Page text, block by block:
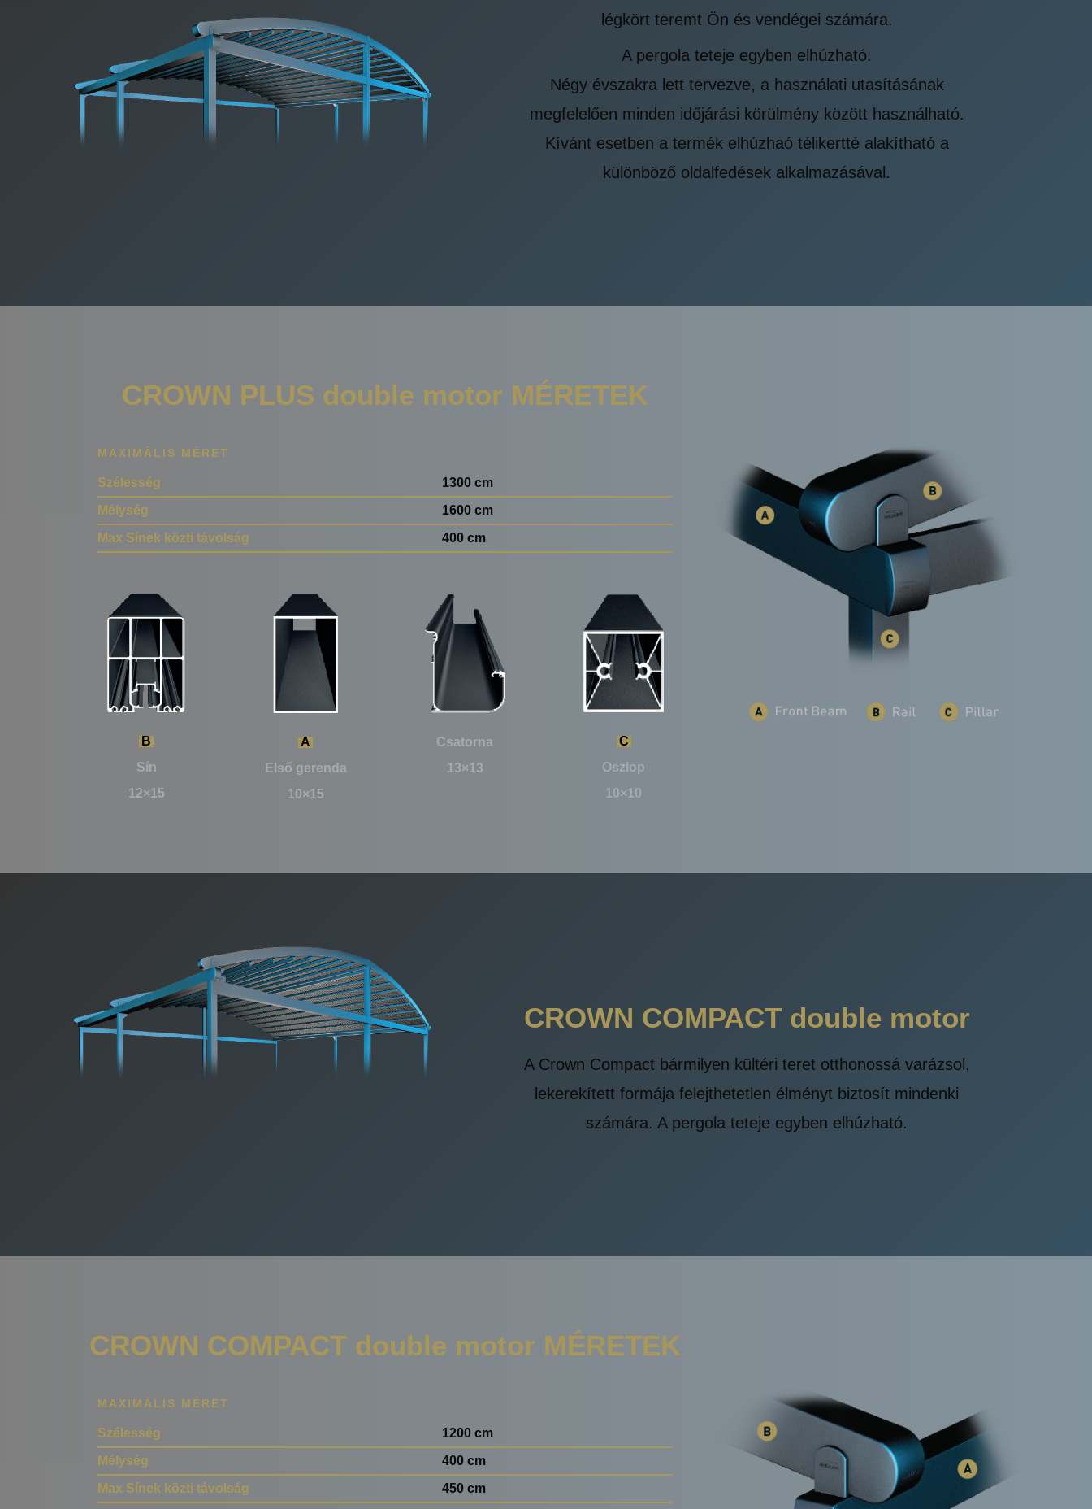
légkört teremt Ön és vendégei számára.
A pergola teteje egyben elhúzható.
Négy évszakra lett tervezve, a használati utasításának
megfelelően minden időjárási körülmény között használható.
Kívánt esetben a termék elhúzhaó télikertté alakítható a
különböző oldalfedések alkalmazásával.
CROWN PLUS double motor MÉRETEK
MAXIMÁLIS MÉRET
Szélesség
1300 cm
Mélység
1600 cm
Max Sínek közti távolság
400 cm
B
Sín
12×15
A
Első gerenda
10×15
Csatorna
13×13
C
Oszlop
10×10
CROWN COMPACT double motor
A Crown Compact bármilyen kültéri teret otthonossá varázsol,
lekerekített formája felejthetetlen élményt biztosít mindenki
számára. A pergola teteje egyben elhúzható.
CROWN COMPACT double motor MÉRETEK
MAXIMÁLIS MÉRET
Szélesség
1200 cm
Mélység
400 cm
Max Sínek közti távolság
450 cm